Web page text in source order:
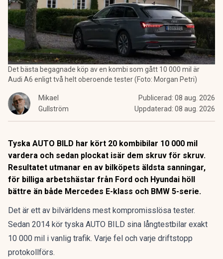
Det bästa begagnade köp av en kombi som gått 10 000 mil är
Audi A6 enligt två helt oberoende tester (Foto: Morgan Petri)
Mikael
Gullström
Publicerad: 08 aug. 2026
Uppdaterad: 08 aug. 2026
Tyska AUTO BILD har kört 20 kombibilar 10 000 mil
vardera och sedan plockat isär dem skruv för skruv.
Resultatet utmanar en av bilköpets äldsta sanningar,
för billiga arbetshästar från Ford och Hyundai höll
bättre än både Mercedes E-klass och BMW 5-serie.
Det är ett av bilvärldens mest kompromisslösa tester.
Sedan 2014 kör tyska AUTO BILD sina långtestbilar exakt
10 000 mil i vanlig trafik. Varje fel och varje driftstopp
protokollförs.